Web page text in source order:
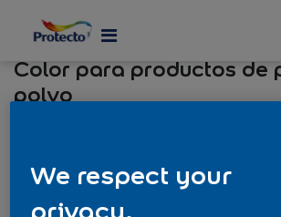
Color para productos de
polvo
We respect your
privacy.